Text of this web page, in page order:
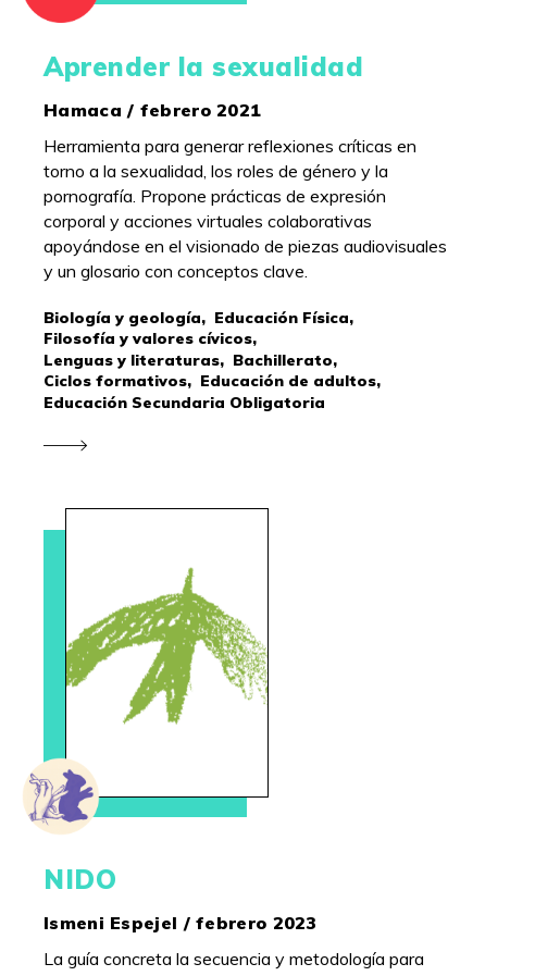
Aprender la sexualidad
Hamaca / febrero 2021
Herramienta para generar reflexiones críticas en
torno a la sexualidad, los roles de género y la
pornografía. Propone prácticas de expresión
corporal y acciones virtuales colaborativas
apoyándose en el visionado de piezas audiovisuales
y un glosario con conceptos clave.
Biología y geología, Educación Física,
Filosofía y valores cívicos,
Lenguas y literaturas, Bachillerato,
Ciclos formativos, Educación de adultos,
Educación Secundaria Obligatoria
NIDO
Ismeni Espejel / febrero 2023
La guía concreta la secuencia y metodología para